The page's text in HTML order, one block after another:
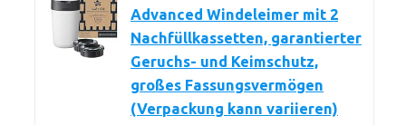
Advanced Windeleimer mit 2
Nachfüllkassetten, garantierter
Geruchs- und Keimschutz,
großes Fassungsvermögen
(Verpackung kann variieren)